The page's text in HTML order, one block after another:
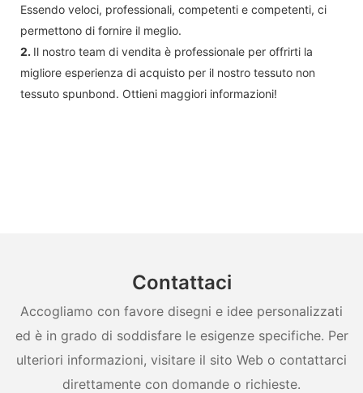
Essendo veloci, professionali, competenti e competenti, ci
permettono di fornire il meglio.
2. Il nostro team di vendita è professionale per offrirti la
migliore esperienza di acquisto per il nostro tessuto non
tessuto spunbond. Ottieni maggiori informazioni!
Contattaci
Accogliamo con favore disegni e idee personalizzati
ed è in grado di soddisfare le esigenze specifiche. Per
ulteriori informazioni, visitare il sito Web o contattarci
direttamente con domande o richieste.